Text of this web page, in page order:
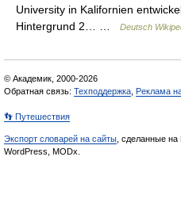
University in Kalifornien
Hintergrund 2… …
Deutsch
© Академик, 2000-2026
Обратная связь: Техподдержка Реклама
👣 Путешествия
Экспорт словарей на сайты , сделанные на
WordPress, MODx.